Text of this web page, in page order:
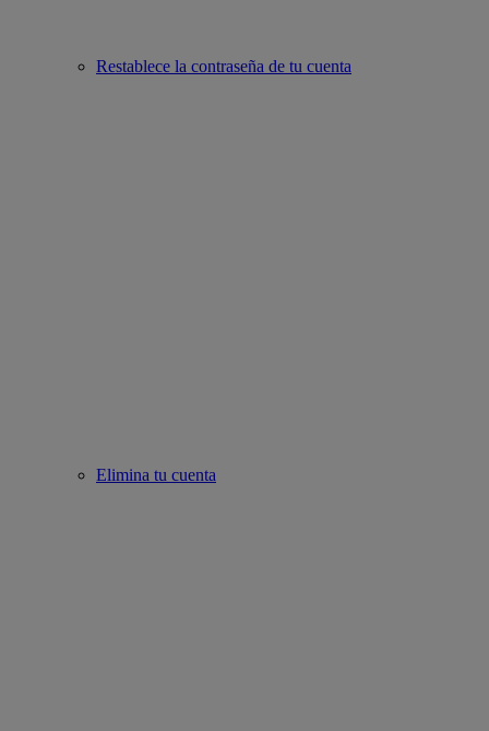
Restablece la contraseña de tu cuenta
Elimina tu cuenta